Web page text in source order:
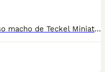
📞 613283995 WhatsApp Precioso macho de Teckel Miniatura de color chocolate Entregamos nuestros pequeños cachorritos con todas las garantías y cuidados necesarios , disponemos de núcleo zoológico para crianza y venta de nuestros cachorros . ✅Desparasitaciones y vacunas correspondientes a su edad . ✅Cartilla de vacunación . ✅Revisiones veterinarias . ✅Garantías víricas de 15 días . ✅Garantías genéticas de un año . Seriedad , confianza y bienestar animal son nuestra prioridad . También ofrecemos transporte propio para nuestros pequeños cachorros a toda la península , el pago lo podéis hacer contra reembolso . (con coste adicional) . Mandamos a toda España . Toledo, Málaga, Alicante, Valencia, Bilbao, Asturias, Vizcaya, Barcelona, Tarragona, Sevilla, Murcia, Valladolid, Ávila, Salamanca etc... Disponemos de varias razas Si no esta la raza que queréis llámanos , intentaremos encontrártela , trabajamos con los mejores criadores de España .